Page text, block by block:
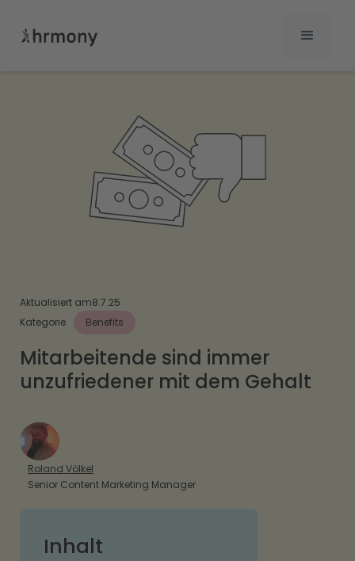
Aktualisiert am8.7.25
Kategorie
Benefits
Mitarbeitende sind immer
unzufriedener mit dem Gehalt
Roland Völkel
Senior Content Marketing Manager
Inhalt